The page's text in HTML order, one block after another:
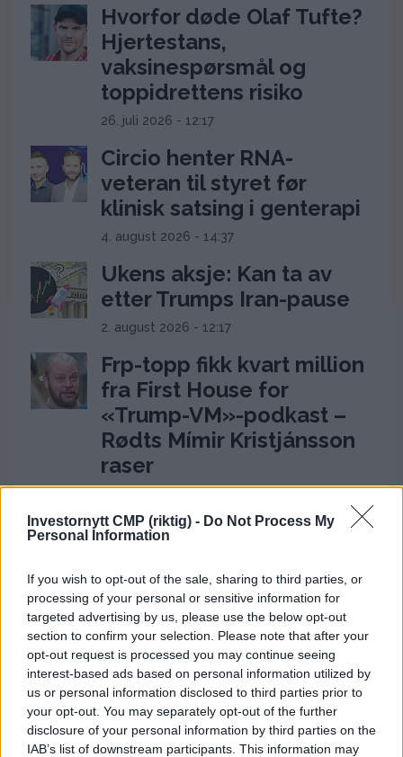
Investornytt CMP (riktig) - Do Not Process My
Personal Information
If you wish to opt-out of the sale, sharing to third parties, or
processing of your personal or sensitive information for
targeted advertising by us, please use the below opt-out
section to confirm your selection. Please note that after your
opt-out request is processed you may continue seeing
interest-based ads based on personal information utilized by
us or personal information disclosed to third parties prior to
your opt-out. You may separately opt-out of the further
disclosure of your personal information by third parties on the
IAB’s list of downstream participants. This information may
Hvorfor døde Olaf Tufte?
Hjertestans,
vaksinespørsmål og
toppidrettens risiko
26. juli 2026 - 12:17
Circio henter RNA-
veteran til styret før
klinisk satsing i genterapi
4. august 2026 - 14:37
Ukens aksje: Kan ta av
etter Trumps Iran-pause
2. august 2026 - 12:17
Frp-topp fikk kvart million
fra First House for
«Trump-VM»-podkast –
Rødts Mímir Kristjánsson
raser
22. juli 2026 - 09:00
ANNONSE